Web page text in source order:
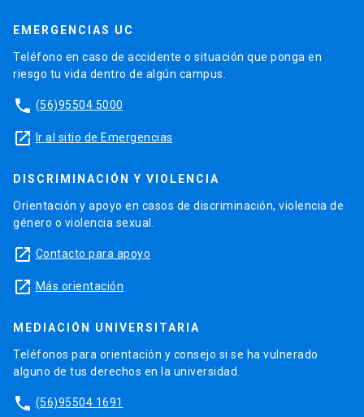
EMERGENCIAS UC
Teléfono en caso de accidente o situación que ponga en
riesgo tu vida dentro de algún campus.
phone (56)95504 5000
launch Ir al sitio de Emergencias
DISCRIMINACIÓN Y VIOLENCIA
Orientación y apoyo en casos de discriminación, violencia de
género o violencia sexual.
launch Contacto para apoyo
launch Más orientación
MEDIACIÓN UNIVERSITARIA
Teléfonos para orientación y consejo si se ha vulnerado
alguno de tus derechos en la universidad.
phone (56)95504 1691